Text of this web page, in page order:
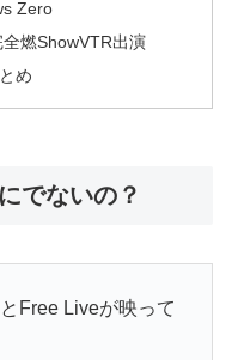
Zero
燃ShowVTR出演
め
でないの？
Free Liveが映って